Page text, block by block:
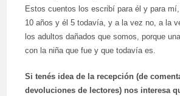
Estos cuentos los escribí para él y para
10 años y él 5 todavía, y a la vez no, a la
los adultos dañados que somos, porque
con la niña que fue y que todavía es.
Si tenés idea de la recepción (de
devoluciones de lectores) nos interesa